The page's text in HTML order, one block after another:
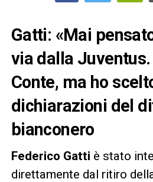
Gatti: «Mai
via dalla
Conte, ma ho
dichiarazioni del
bianconero
Federico Gatti è stato
direttamente dal ritiro